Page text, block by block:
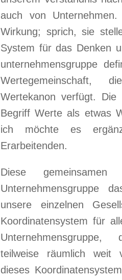
auch von
Wirkung; sprich, sie
System für das Denken
unternehmensgruppe
Wertegemeinschaft,
Wertekanon verfügt. Die
Begriff Werte als etwas
ich möchte es
Erarbeitenden.
Diese
Unternehmensgruppe
unsere einzelnen
Koordinatensystem für
teilweise räumlich weit
dieses